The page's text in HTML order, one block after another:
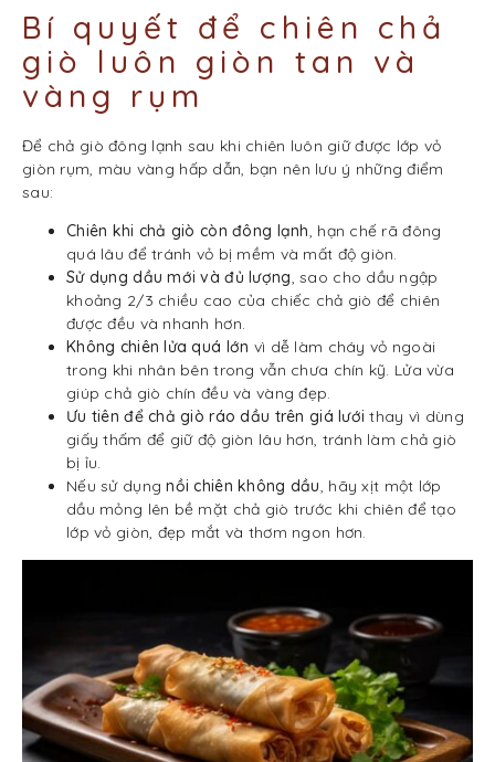
Bí quyết để chiên chả
giò luôn giòn tan và
vàng rụm
Để chả giò đông lạnh sau khi chiên luôn giữ được lớp vỏ
giòn rụm, màu vàng hấp dẫn, bạn nên lưu ý những điểm
sau:
Chiên khi chả giò còn đông lạnh, hạn chế rã đông
quá lâu để tránh vỏ bị mềm và mất độ giòn.
Sử dụng dầu mới và đủ lượng, sao cho dầu ngập
khoảng 2/3 chiều cao của chiếc chả giò để chiên
được đều và nhanh hơn.
Không chiên lửa quá lớn vì dễ làm cháy vỏ ngoài
trong khi nhân bên trong vẫn chưa chín kỹ. Lửa vừa
giúp chả giò chín đều và vàng đẹp.
Ưu tiên để chả giò ráo dầu trên giá lưới thay vì dùng
giấy thấm để giữ độ giòn lâu hơn, tránh làm chả giò
bị ỉu.
Nếu sử dụngnồi chiên không dầu, hãy xịt một lớp
dầu mỏng lên bề mặt chả giò trước khi chiên để tạo
lớp vỏ giòn, đẹp mắt và thơm ngon hơn.